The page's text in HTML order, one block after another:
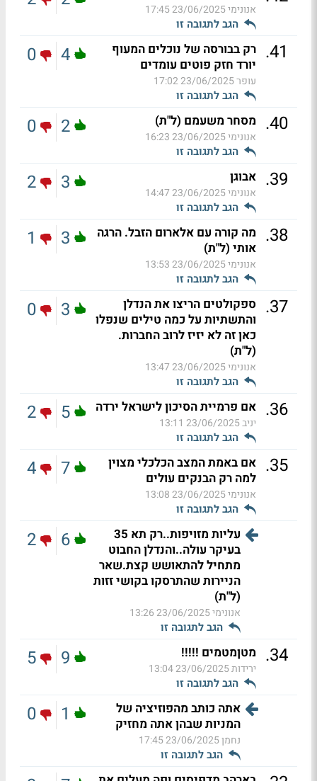
אנונימי23/06/2025 17:45
הגב לתגובה זו
41
. רק בבורסה של נוכלים המעוף
יורד חזק פוטים עומדים
עופר23/06/2025 17:02
הגב לתגובה זו
4
0
40
. מסחר משעמם (ל"ת)
אנונימי23/06/2025 16:23
הגב לתגובה זו
2
0
39
. אבוגן
אנונימי23/06/2025 14:47
הגב לתגובה זו
3
2
38
. מה קורה עם אלארום הזבל. הרגה
אותי (ל"ת)
אנונימי23/06/2025 13:53
הגב לתגובה זו
3
1
37
. ספקולטים הריצו את הנדלן
והתשתיות על כמה טילים שנפלו
כאן זה לא יזיז לרוב החברות.
(ל"ת)
אנונימי23/06/2025 13:47
הגב לתגובה זו
3
0
36
. אם פרמיית הסיכון לישראל ירדה
יניב23/06/2025 13:11
הגב לתגובה זו
5
2
35
. אם באמת המצב הכלכלי מצוין
למה רק הבנקים עולים
אנונימי23/06/2025 13:08
הגב לתגובה זו
7
4
עליות מזויפות..רק תא 35
בעיקר עולה..והנדלן החבוט
מתחיל להתאושש קצת.שאר
הניירות שהתרסקו בקושי זזות
(ל"ת)
אנונימי23/06/2025 13:26
הגב לתגובה זו
6
2
34
. מטןמטמים !!!!!
ירידות23/06/2025 13:04
הגב לתגובה זו
9
5
אתה כותב מהפוזיציה של
המניות שבהן אתה מחזיק
נחמן23/06/2025 17:45
הגב לתגובה זו
1
0